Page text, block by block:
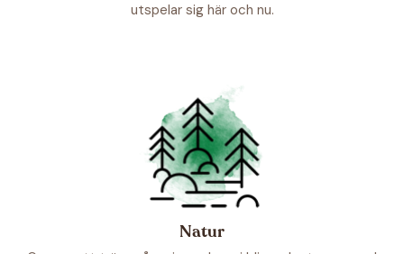
utspelar sig här och nu.
Natur